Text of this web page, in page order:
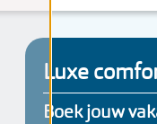
Luxe
Boek jouw